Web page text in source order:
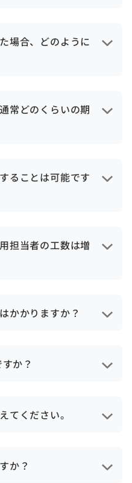
す。また、推薦者
の取り扱いに関す
しています。
場合、どのように
そのまま合否に直
接での印象との乖
のフォローに活か
常どのくらいの期
オンライン完結の
に比べてスピー
ることは可能です
しています。ま
からない方向け
レートも搭載して
担当者の工数は増
ます。ジョブカン
ボタンを押すだけ
べてシステムが自
かかりますか？
費用が発生するた
えた運用が可能で
チェック依頼時に
し間違い」を防ぐ
か？
セージを送受信で
てください。
水準のセキュリ
か？